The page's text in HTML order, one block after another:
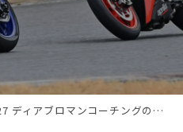
ィアブロマンコーチングのご案内